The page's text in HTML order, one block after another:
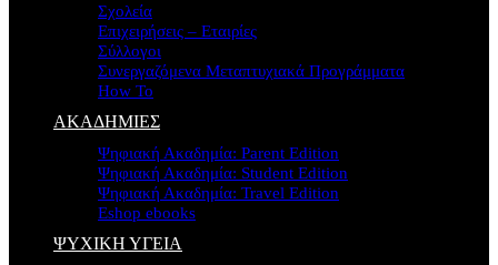
Σχολεία
Επιχειρήσεις – Εταιρίες
Σύλλογοι
Συνεργαζόμενα Μεταπτυχιακά Προγράμματα
How To
ΑΚΑΔΗΜΙΕΣ
Ψηφιακή Ακαδημία: Parent Edition
Ψηφιακή Ακαδημία: Student Edition
Ψηφιακή Ακαδημία: Travel Edition
Eshop ebooks
ΨΥΧΙΚΗ ΥΓΕΙΑ